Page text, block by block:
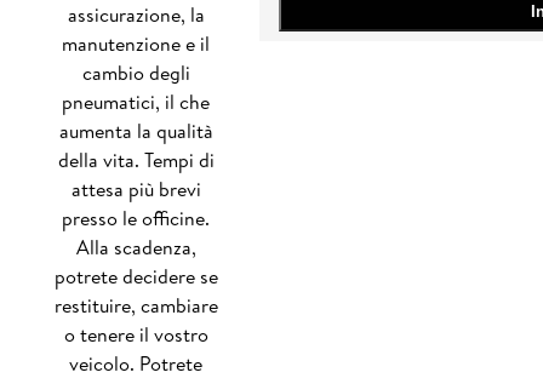
assicurazione, la
manutenzione e il
cambio degli
pneumatici, il che
aumenta la qualità
della vita. Tempi di
attesa più brevi
presso le officine.
Alla scadenza,
potrete decidere se
restituire, cambiare
o tenere il vostro
veicolo. Potrete